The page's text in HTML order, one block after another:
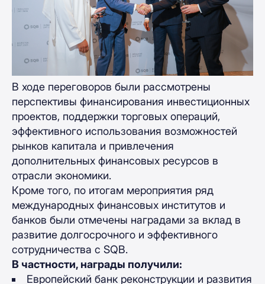
В ходе переговоров были рассмотрены
перспективы финансирования инвестиционных
проектов, поддержки торговых операций,
эффективного использования возможностей
рынков капитала и привлечения
дополнительных финансовых ресурсов в
отрасли экономики.
Кроме того, по итогам мероприятия ряд
международных финансовых институтов и
банков были отмечены наградами за вклад в
развитие долгосрочного и эффективного
сотрудничества с SQB.
В частности, награды получили:
Европейский банк реконструкции и развития